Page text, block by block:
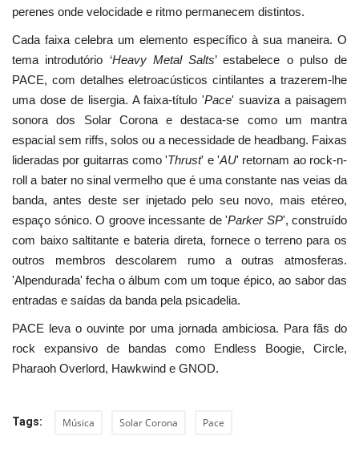
perenes onde velocidade e ritmo permanecem distintos.
Cada faixa celebra um elemento específico à sua maneira. O
tema introdutório ‘Heavy Metal Salts’ estabelece o pulso de
PACE, com detalhes eletroacústicos cintilantes a trazerem-lhe
uma dose de lisergia. A faixa-título 'Pace' suaviza a paisagem
sonora dos Solar Corona e destaca-se como um mantra
espacial sem riffs, solos ou a necessidade de headbang. Faixas
lideradas por guitarras como 'Thrust' e 'AU' retornam ao rock-n-
roll a bater no sinal vermelho que é uma constante nas veias da
banda, antes deste ser injetado pelo seu novo, mais etéreo,
espaço sónico. O groove incessante de 'Parker SP', construído
com baixo saltitante e bateria direta, fornece o terreno para os
outros membros descolarem rumo a outras atmosferas.
'Alpendurada' fecha o álbum com um toque épico, ao sabor das
entradas e saídas da banda pela psicadelia.
PACE leva o ouvinte por uma jornada ambiciosa. Para fãs do
rock expansivo de bandas como Endless Boogie, Circle,
Pharaoh Overlord, Hawkwind e GNOD.
Tags: Música Solar Corona Pace